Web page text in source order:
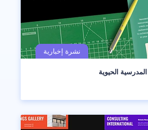
الحيوية